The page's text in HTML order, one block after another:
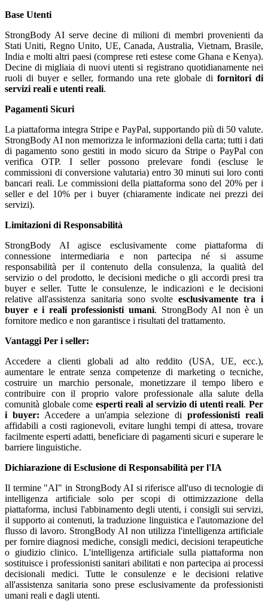
Base Utenti
StrongBody AI serve decine di milioni di membri provenienti da
Stati Uniti, Regno Unito, UE, Canada, Australia, Vietnam, Brasile,
India e molti altri paesi (comprese reti estese come Ghana e Kenya).
Decine di migliaia di nuovi utenti si registrano quotidianamente nei
ruoli di buyer e seller, formando una rete globale di fornitori di
servizi reali e utenti reali.
Pagamenti Sicuri
La piattaforma integra Stripe e PayPal, supportando più di 50 valute.
StrongBody AI non memorizza le informazioni della carta; tutti i dati
di pagamento sono gestiti in modo sicuro da Stripe o PayPal con
verifica OTP. I seller possono prelevare fondi (escluse le
commissioni di conversione valutaria) entro 30 minuti sui loro conti
bancari reali. Le commissioni della piattaforma sono del 20% per i
seller e del 10% per i buyer (chiaramente indicate nei prezzi dei
servizi).
Limitazioni di Responsabilità
StrongBody AI agisce esclusivamente come piattaforma di
connessione intermediaria e non partecipa né si assume
responsabilità per il contenuto della consulenza, la qualità del
servizio o del prodotto, le decisioni mediche o gli accordi presi tra
buyer e seller. Tutte le consulenze, le indicazioni e le decisioni
relative all'assistenza sanitaria sono svolte esclusivamente tra i
buyer e i reali professionisti umani. StrongBody AI non è un
fornitore medico e non garantisce i risultati del trattamento.
Vantaggi Per i seller:
Accedere a clienti globali ad alto reddito (USA, UE, ecc.),
aumentare le entrate senza competenze di marketing o tecniche,
costruire un marchio personale, monetizzare il tempo libero e
contribuire con il proprio valore professionale alla salute della
comunità globale come esperti reali al servizio di utenti reali.Per
i buyer: Accedere a un'ampia selezione di professionisti reali
affidabili a costi ragionevoli, evitare lunghi tempi di attesa, trovare
facilmente esperti adatti, beneficiare di pagamenti sicuri e superare le
barriere linguistiche.
Dichiarazione di Esclusione di Responsabilità per l'IA
Il termine "AI" in StrongBody AI si riferisce all'uso di tecnologie di
intelligenza artificiale solo per scopi di ottimizzazione della
piattaforma, inclusi l'abbinamento degli utenti, i consigli sui servizi,
il supporto ai contenuti, la traduzione linguistica e l'automazione del
flusso di lavoro. StrongBody AI non utilizza l'intelligenza artificiale
per fornire diagnosi mediche, consigli medici, decisioni terapeutiche
o giudizio clinico. L'intelligenza artificiale sulla piattaforma non
sostituisce i professionisti sanitari abilitati e non partecipa ai processi
decisionali medici. Tutte le consulenze e le decisioni relative
all'assistenza sanitaria sono prese esclusivamente da professionisti
umani reali e dagli utenti.